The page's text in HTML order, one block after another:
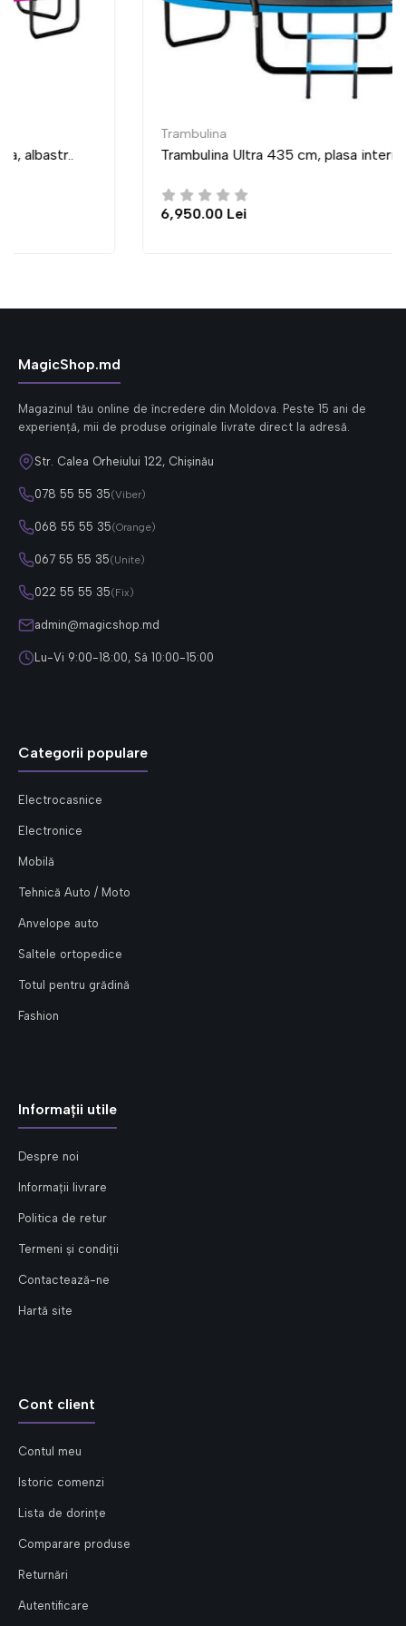
Trambulina Ultra 435 cm, plasa interioara, albastr..
MagicShop.md
Magazinul tău online de încredere din Moldova. Peste 15 ani de
experiență, mii de produse originale livrate direct la adresă.
Str. Calea Orheiului 122, Chișinău
078 55 55 35(Viber)
068 55 55 35(Orange)
067 55 55 35(Unite)
022 55 55 35(Fix)
admin@magicshop.md
Lu-Vi 9:00-18:00, Sâ 10:00-15:00
Categorii populare
Electrocasnice
Electronice
Mobilă
Tehnică Auto / Moto
Anvelope auto
Saltele ortopedice
Totul pentru grădină
Fashion
Informații utile
Despre noi
Informații livrare
Politica de retur
Termeni și condiții
Contactează-ne
Hartă site
Cont client
Contul meu
Istoric comenzi
Lista de dorințe
Comparare produse
Returnări
Autentificare